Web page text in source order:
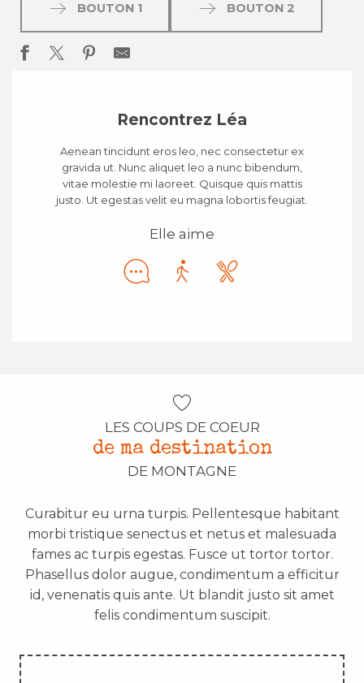
BOUTON 1 BOUTON 2
Rencontrez Léa
Aenean tincidunt eros leo, nec consectetur ex
gravida ut. Nunc aliquet leo a nunc bibendum,
vitae molestie mi laoreet. Quisque quis mattis
justo. Ut egestas velit eu magna lobortis feugiat.
Elle aime
LES COUPS DE COEUR
de ma destination
DE MONTAGNE
Curabitur eu urna turpis. Pellentesque habitant
morbi tristique senectus et netus et malesuada
fames ac turpis egestas. Fusce ut tortor tortor.
Phasellus dolor augue, condimentum a efficitur
id, venenatis quis ante. Ut blandit justo sit amet
felis condimentum suscipit.